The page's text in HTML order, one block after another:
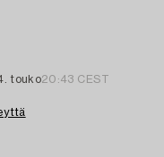
touko20:43 CEST